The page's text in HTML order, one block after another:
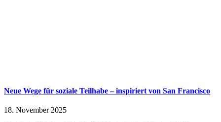
Neue Wege für soziale Teilhabe – inspiriert von San Francisco
18. November 2025